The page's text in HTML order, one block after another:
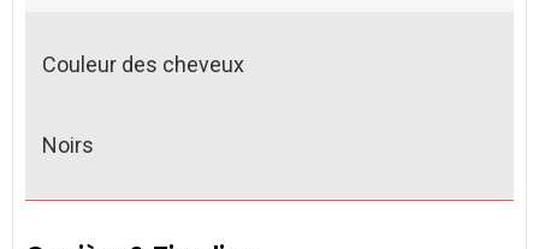
Couleur des cheveux
Noirs